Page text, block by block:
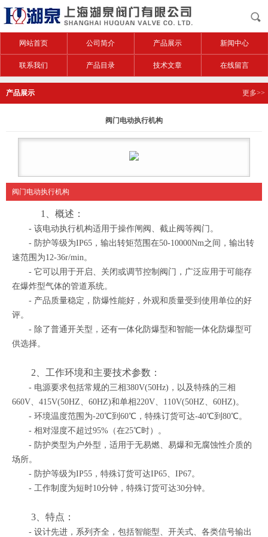
网站首页 公司简介 产品展示 新闻中心
联系我们 产品目录 技术文章 在线留言
产品展示 更多>>
阀门电动执行机构
阀门电动执行机构
1、概述：
- 该电动执行机构适用于操作闸阀、截止阀等阀门。
- 防护等级为IP65，输出转矩范围在50-10000Nm之间，输出转
速范围为12-36r/min。
- 它可以用于开启、关闭或调节控制阀门，广泛应用于可能存
在爆炸型气体的管道系统。
- 产品质量稳定，防爆性能好，外观和质量受到使用单位的好
评。
- 除了普通开关型，还有一体化防爆型和智能一体化防爆型可
供选择。
2、工作环境和主要技术参数：
- 电源要求包括常规的三相380V(50Hz)，以及特殊的三相
660V、415V(50HZ、60HZ)和单相220V、110V(50HZ、60HZ)。
- 环境温度范围为-20℃到60℃，特殊订货可达-40℃到80℃。
- 相对湿度不超过95%（在25℃时）。
- 防护类型为户外型，适用于无易燃、易爆和无腐蚀性介质的
场所。
- 防护等级为IP55，特殊订货可达IP65、IP67。
- 工作制度为短时10分钟，特殊订货可达30分钟。
3、特点：
- 设计先进，系列齐全，包括智能型、开关式、各类信号输出